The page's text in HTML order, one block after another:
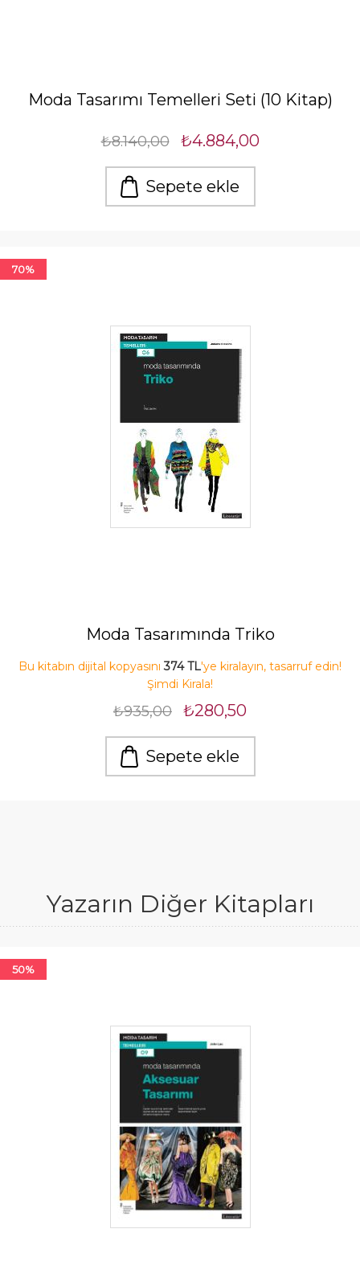
Moda Tasarımı Temelleri Seti (10 Kitap)
₺8.140,00 ₺4.884,00
Sepete ekle
70%
Moda Tasarımında Triko
Bu kitabın dijital kopyasını374 TL'ye kiralayın, tasarruf edin!
Şimdi Kirala!
₺935,00 ₺280,50
Sepete ekle
Yazarın Diğer Kitapları
50%